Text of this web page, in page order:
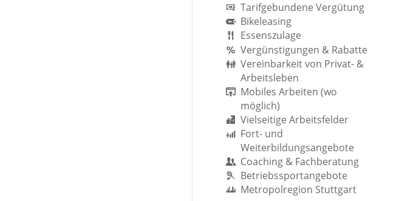
Tarifgebundene Vergütung
Bikeleasing
Essenszulage
Vergünstigungen & Rabatte
Vereinbarkeit von Privat- &
Arbeitsleben
Mobiles Arbeiten (wo
möglich)
Vielseitige Arbeitsfelder
Fort- und
Weiterbildungsangebote
Coaching & Fachberatung
Betriebssportangebote
Metropolregion Stuttgart